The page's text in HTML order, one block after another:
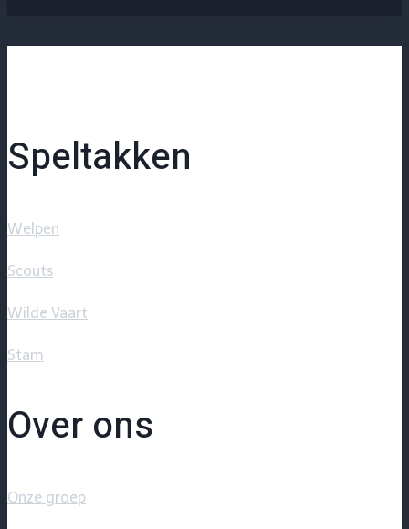
Speltakken
Welpen
Scouts
Wilde Vaart
Stam
Over ons
Onze groep